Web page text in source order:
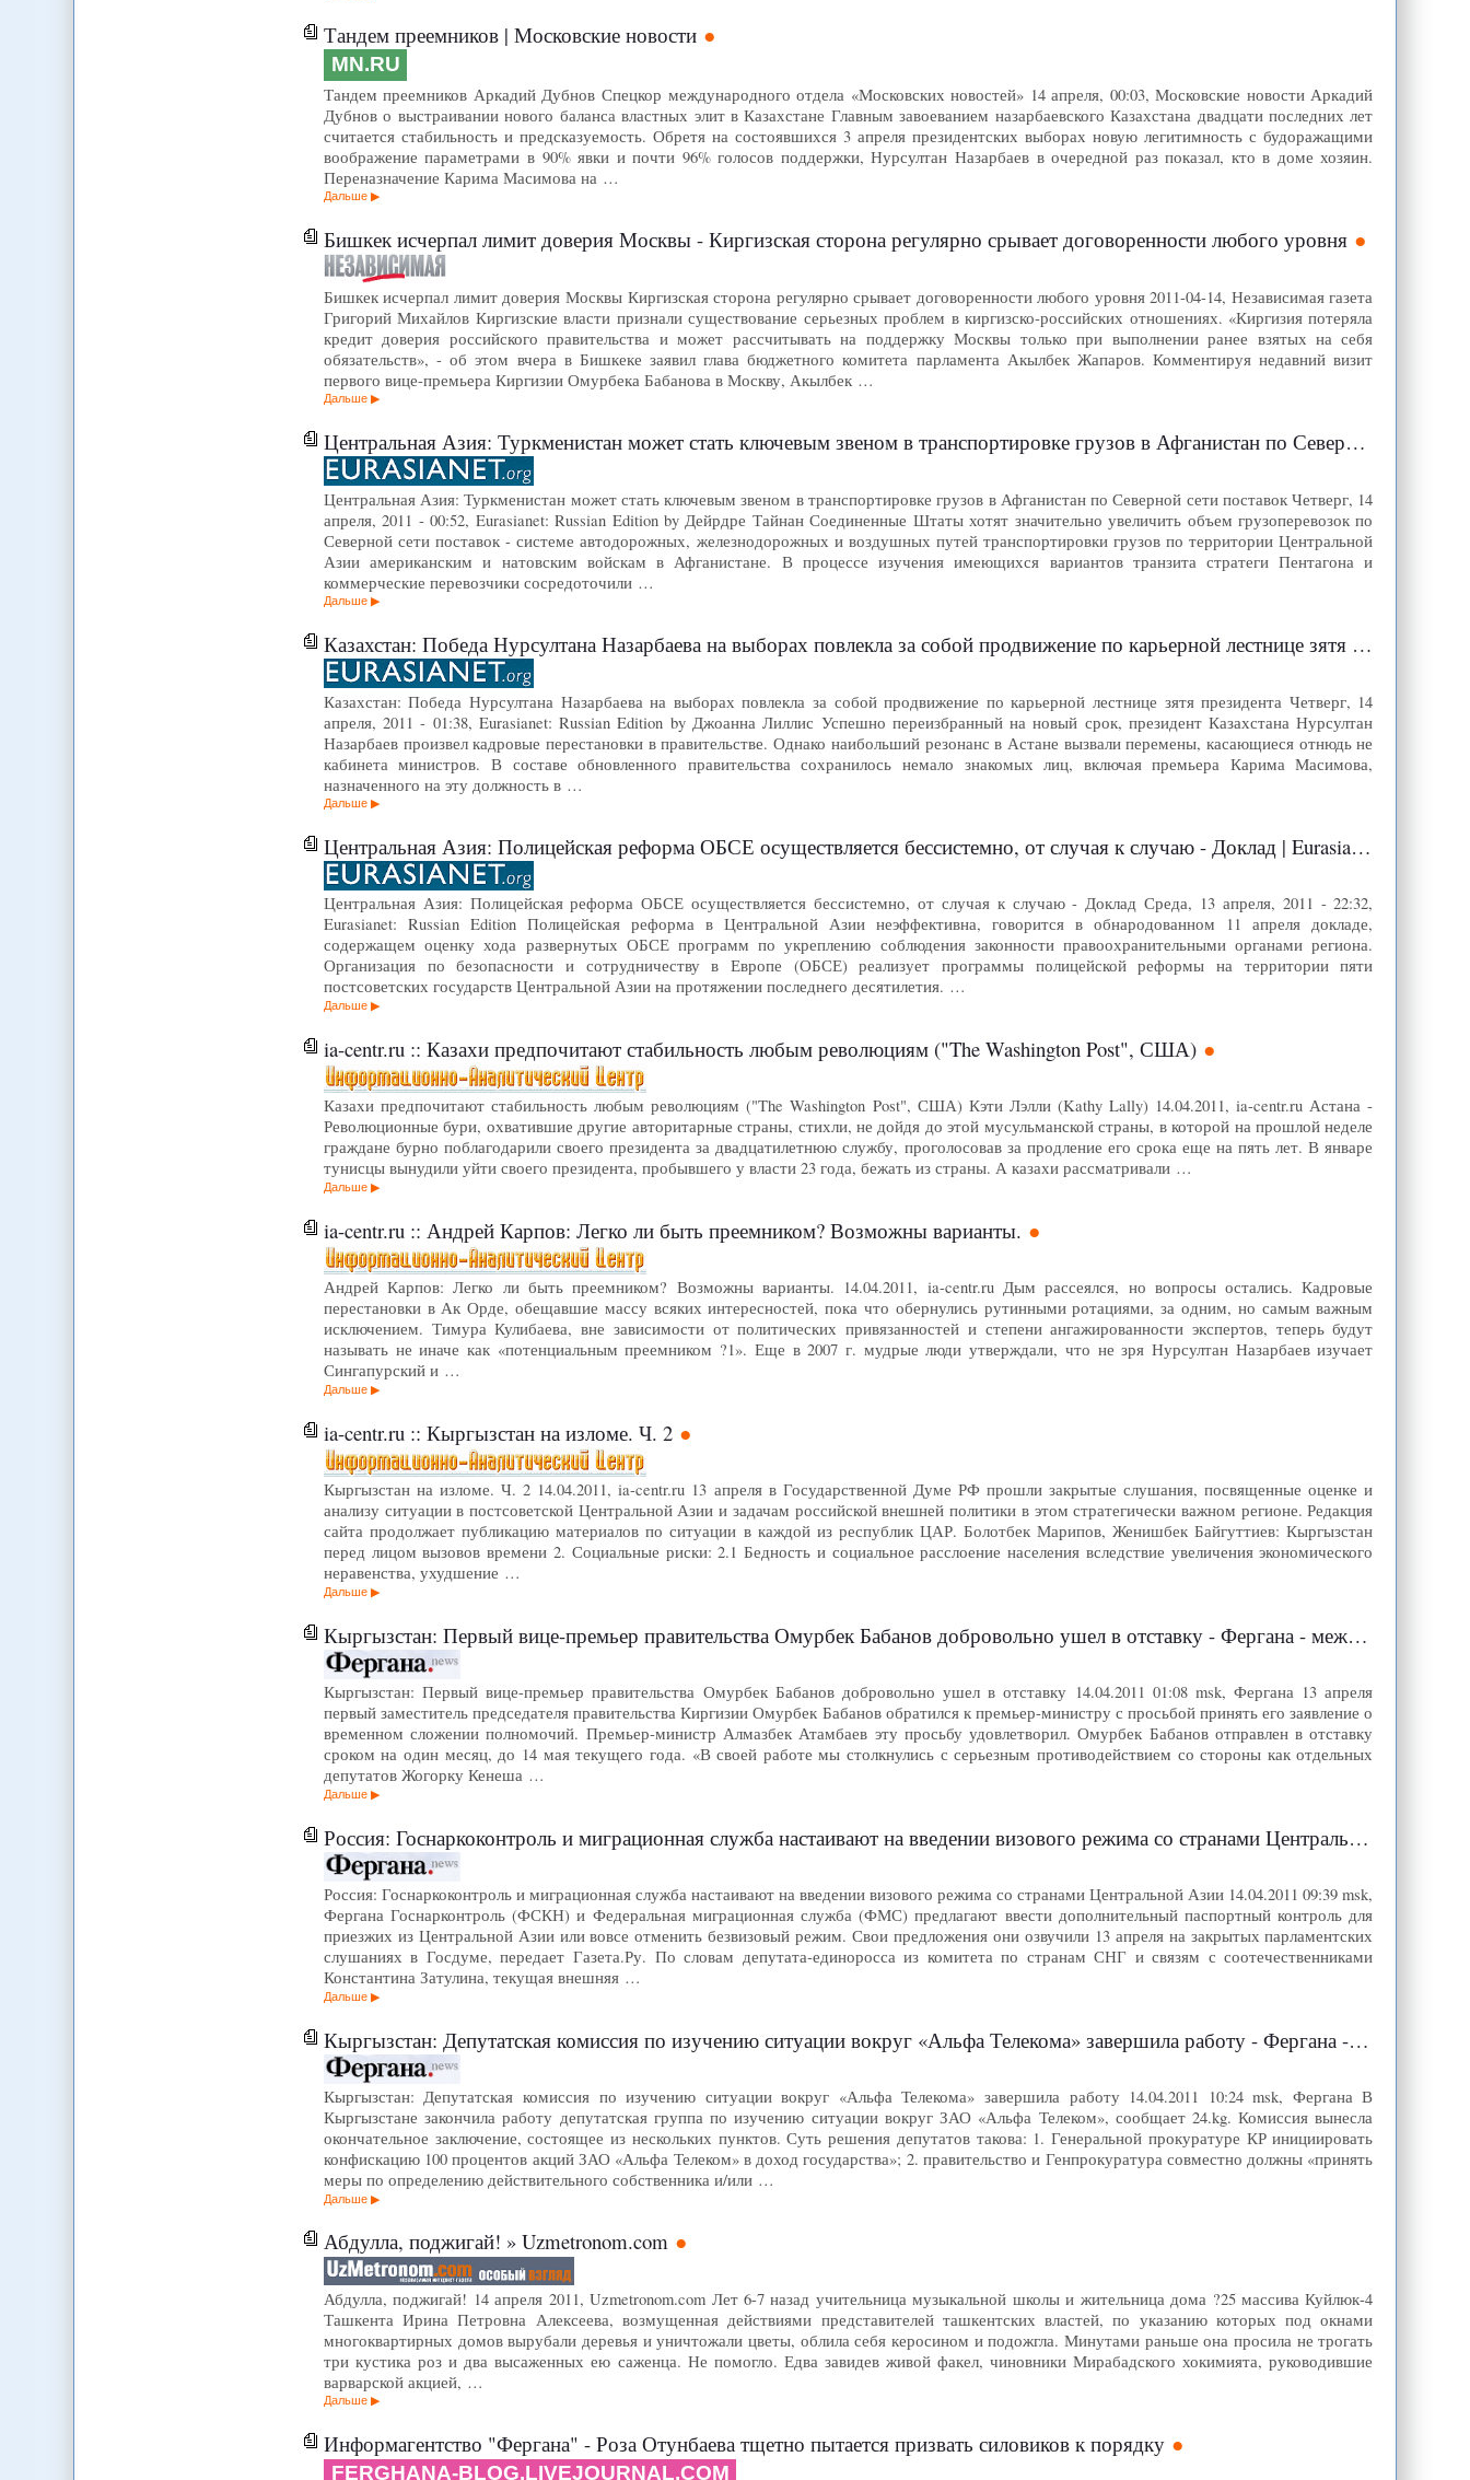
Тандем преемников | Московские новости
MN.RU
Тандем преемников Аркадий Дубнов Спецкор международного отдела «Московских новостей» 14 апреля, 00:03, Московские новости Аркадий
Дубнов о выстраивании нового баланса властных элит в Казахстане Главным завоеванием назарбаевского Казахстана двадцати последних лет
считается стабильность и предсказуемость. Обретя на состоявшихся 3 апреля президентских выборах новую легитимность с будоражащими
воображение параметрами в 90% явки и почти 96% голосов поддержки, Нурсултан Назарбаев в очередной раз показал, кто в доме хозяин.
Переназначение Карима Масимова на …
Дальше
Бишкек исчерпал лимит доверия Москвы - Киргизская сторона регулярно срывает договоренности любого уровня
Бишкек исчерпал лимит доверия Москвы Киргизская сторона регулярно срывает договоренности любого уровня 2011-04-14, Независимая газета
Григорий Михайлов Киргизские власти признали существование серьезных проблем в киргизско-российских отношениях. «Киргизия потеряла
кредит доверия российского правительства и может рассчитывать на поддержку Москвы только при выполнении ранее взятых на себя
обязательств», - об этом вчера в Бишкеке заявил глава бюджетного комитета парламента Акылбек Жапаров. Комментируя недавний визит
первого вице-премьера Киргизии Омурбека Бабанова в Москву, Акылбек …
Дальше
Центральная Азия: Туркменистан может стать ключевым звеном в транспортировке грузов в Афганистан по Северной сети поставок | Eurasianet: Russian Edition
Центральная Азия: Туркменистан может стать ключевым звеном в транспортировке грузов в Афганистан по Северной сети поставок Четверг, 14
апреля, 2011 - 00:52, Eurasianet: Russian Edition by Дейрдре Тайнан Соединенные Штаты хотят значительно увеличить объем грузоперевозок по
Северной сети поставок - системе автодорожных, железнодорожных и воздушных путей транспортировки грузов по территории Центральной
Азии американским и натовским войскам в Афганистане. В процессе изучения имеющихся вариантов транзита стратеги Пентагона и
коммерческие перевозчики сосредоточили …
Дальше
Казахстан: Победа Нурсултана Назарбаева на выборах повлекла за собой продвижение по карьерной лестнице зятя президента | Eurasianet: Russian Edition
Казахстан: Победа Нурсултана Назарбаева на выборах повлекла за собой продвижение по карьерной лестнице зятя президента Четверг, 14
апреля, 2011 - 01:38, Eurasianet: Russian Edition by Джоанна Лиллис Успешно переизбранный на новый срок, президент Казахстана Нурсултан
Назарбаев произвел кадровые перестановки в правительстве. Однако наибольший резонанс в Астане вызвали перемены, касающиеся отнюдь не
кабинета министров. В составе обновленного правительства сохранилось немало знакомых лиц, включая премьера Карима Масимова,
назначенного на эту должность в …
Дальше
Центральная Азия: Полицейская реформа ОБСЕ осуществляется бессистемно, от случая к случаю - Доклад | Eurasianet: Russian Edition
Центральная Азия: Полицейская реформа ОБСЕ осуществляется бессистемно, от случая к случаю - Доклад Среда, 13 апреля, 2011 - 22:32,
Eurasianet: Russian Edition Полицейская реформа в Центральной Азии неэффективна, говорится в обнародованном 11 апреля докладе,
содержащем оценку хода развернутых ОБСЕ программ по укреплению соблюдения законности правоохранительными органами региона.
Организация по безопасности и сотрудничеству в Европе (ОБСЕ) реализует программы полицейской реформы на территории пяти
постсоветских государств Центральной Азии на протяжении последнего десятилетия. …
Дальше
ia-centr.ru :: Казахи предпочитают стабильность любым революциям ("The Washington Post", США)
Казахи предпочитают стабильность любым революциям ("The Washington Post", США) Кэти Лэлли (Kathy Lally) 14.04.2011, ia-centr.ru Астана -
Революционные бури, охватившие другие авторитарные страны, стихли, не дойдя до этой мусульманской страны, в которой на прошлой неделе
граждане бурно поблагодарили своего президента за двадцатилетнюю службу, проголосовав за продление его срока еще на пять лет. В январе
тунисцы вынудили уйти своего президента, пробывшего у власти 23 года, бежать из страны. А казахи рассматривали …
Дальше
ia-centr.ru :: Андрей Карпов: Легко ли быть преемником? Возможны варианты.
Андрей Карпов: Легко ли быть преемником? Возможны варианты. 14.04.2011, ia-centr.ru Дым рассеялся, но вопросы остались. Кадровые
перестановки в Ак Орде, обещавшие массу всяких интересностей, пока что обернулись рутинными ротациями, за одним, но самым важным
исключением. Тимура Кулибаева, вне зависимости от политических привязанностей и степени ангажированности экспертов, теперь будут
называть не иначе как «потенциальным преемником ?1». Еще в 2007 г. мудрые люди утверждали, что не зря Нурсултан Назарбаев изучает
Сингапурский и …
Дальше
ia-centr.ru :: Кыргызстан на изломе. Ч. 2
Кыргызстан на изломе. Ч. 2 14.04.2011, ia-centr.ru 13 апреля в Государственной Думе РФ прошли закрытые слушания, посвященные оценке и
анализу ситуации в постсоветской Центральной Азии и задачам российской внешней политики в этом стратегически важном регионе. Редакция
сайта продолжает публикацию материалов по ситуации в каждой из республик ЦАР. Болотбек Марипов, Женишбек Байгуттиев: Кыргызстан
перед лицом вызовов времени 2. Социальные риски: 2.1 Бедность и социальное расслоение населения вследствие увеличения экономического
неравенства, ухудшение …
Дальше
Кыргызстан: Первый вице-премьер правительства Омурбек Бабанов добровольно ушел в отставку - Фергана - международное агентство новостей
Кыргызстан: Первый вице-премьер правительства Омурбек Бабанов добровольно ушел в отставку 14.04.2011 01:08 msk, Фергана 13 апреля
первый заместитель председателя правительства Киргизии Омурбек Бабанов обратился к премьер-министру с просьбой принять его заявление о
временном сложении полномочий. Премьер-министр Алмазбек Атамбаев эту просьбу удовлетворил. Омурбек Бабанов отправлен в отставку
сроком на один месяц, до 14 мая текущего года. «В своей работе мы столкнулись с серьезным противодействием со стороны как отдельных
депутатов Жогорку Кенеша …
Дальше
Россия: Госнаркоконтроль и миграционная служба настаивают на введении визового режима со странами Центральной Азии - Фергана - международное агентство новостей
Россия: Госнаркоконтроль и миграционная служба настаивают на введении визового режима со странами Центральной Азии 14.04.2011 09:39 msk,
Фергана Госнарконтроль (ФСКН) и Федеральная миграционная служба (ФМС) предлагают ввести дополнительный паспортный контроль для
приезжих из Центральной Азии или вовсе отменить безвизовый режим. Свои предложения они озвучили 13 апреля на закрытых парламентских
слушаниях в Госдуме, передает Газета.Ру. По словам депутата-единоросса из комитета по странам СНГ и связям с соотечественниками
Константина Затулина, текущая внешняя …
Дальше
Кыргызстан: Депутатская комиссия по изучению ситуации вокруг «Альфа Телекома» завершила работу - Фергана - международное агентство новостей
Кыргызстан: Депутатская комиссия по изучению ситуации вокруг «Альфа Телекома» завершила работу 14.04.2011 10:24 msk, Фергана В
Кыргызстане закончила работу депутатская группа по изучению ситуации вокруг ЗАО «Альфа Телеком», сообщает 24.kg. Комиссия вынесла
окончательное заключение, состоящее из нескольких пунктов. Суть решения депутатов такова: 1. Генеральной прокуратуре КР инициировать
конфискацию 100 процентов акций ЗАО «Альфа Телеком» в доход государства»; 2. правительство и Генпрокуратура совместно должны «принять
меры по определению действительного собственника и/или …
Дальше
Абдулла, поджигай! » Uzmetronom.com
Абдулла, поджигай! 14 апреля 2011, Uzmetronom.com Лет 6-7 назад учительница музыкальной школы и жительница дома ?25 массива Куйлюк-4
Ташкента Ирина Петровна Алексеева, возмущенная действиями представителей ташкентских властей, по указанию которых под окнами
многоквартирных домов вырубали деревья и уничтожали цветы, облила себя керосином и подожгла. Минутами раньше она просила не трогать
три кустика роз и два высаженных ею саженца. Не помогло. Едва завидев живой факел, чиновники Мирабадского хокимията, руководившие
варварской акцией, …
Дальше
Информагентство "Фергана" - Роза Отунбаева тщетно пытается призвать силовиков к порядку
FERGHANA-BLOG.LIVEJOURNAL.COM